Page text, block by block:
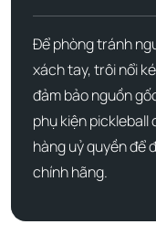
- Trọng lượng: Trung
- Chiều dài vợt:
- Chiều rộng vợt: 7.5
- Chiều dài tay cầm:
trái tay hai tay).
Để phòng tránh
xách tay, trôi nổi
đảm bảo nguồn
phụ kiện pickleball
hàng uỷ quyền để
chính hãng.